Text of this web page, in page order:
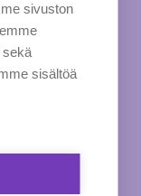
sivuston
sekä
sisältöä